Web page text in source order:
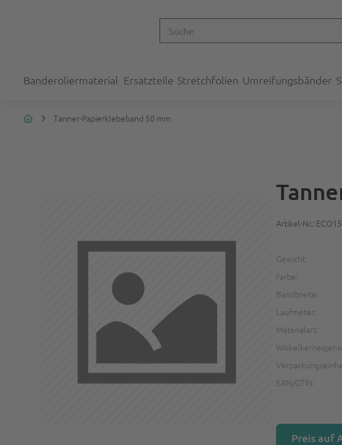
Banderoliermaterial Ersatzteile Stretchfolien Umreifungsbänder
Tanner-Papierklebeband 50 mm
Artikel-Nr.:
Gewicht
Farbe:
Bandbreite:
Laufmeter:
Materialart:
EAN/GTIN:
Preis auf